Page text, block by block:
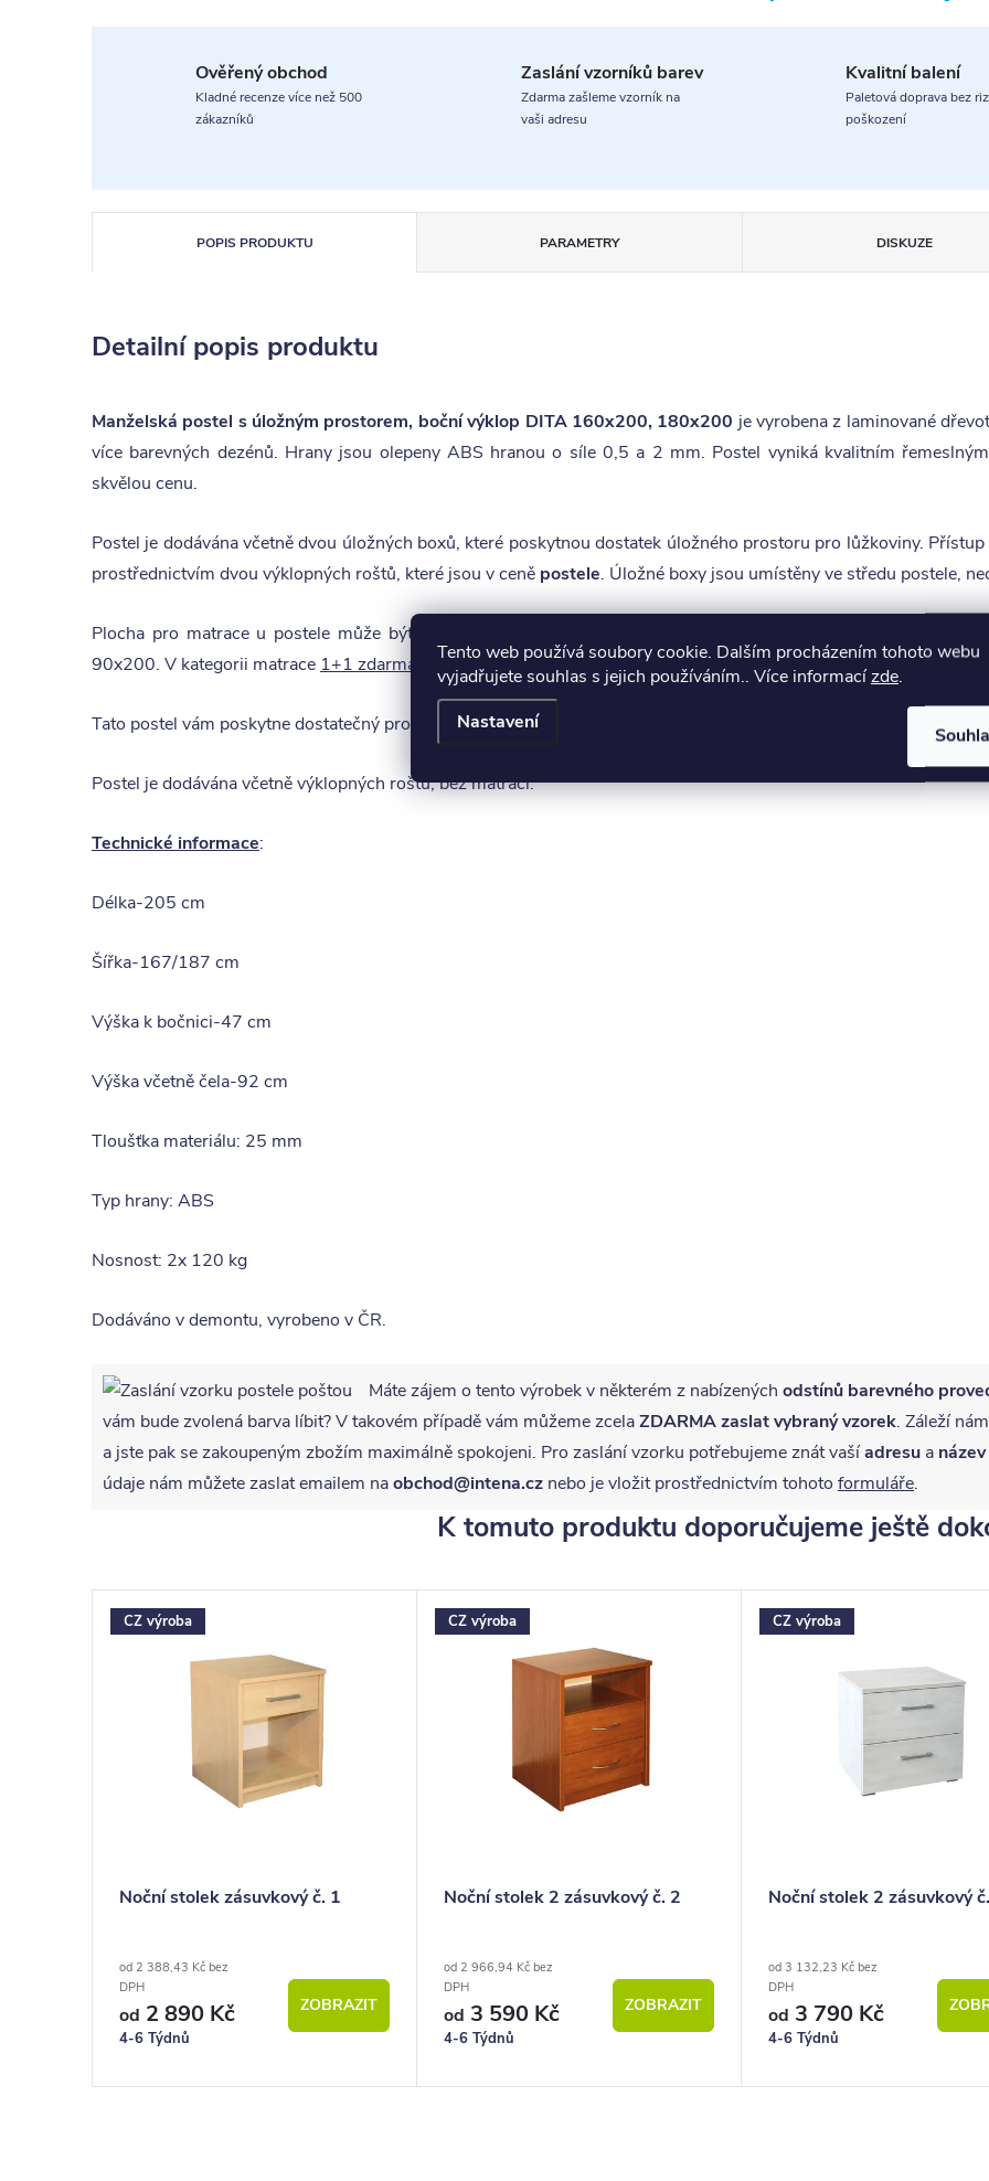
Tento web používá soubory cookie. Dalším procházením tohoto webu
vyjadřujete souhlas s jejich používáním.. Více informacízde.
Nastavení
Ověřený obchod
Kladné recenze více než 500
zákazníků
Zaslání vzorníků barev
Zdarma zašleme vzorník na
vaši adresu
Kvalitní balení
Paletová doprava bez
poškození
POPIS PRODUKTU DISKUZE
PARAMETRY
Detailní popis produktu
Manželská postel s úložným prostorem, boční výklop DITA 160x200, 180x200 je vyrobena z laminované
více barevných dezénů. Hrany jsou olepeny ABS hranou o síle 0,5 a 2 mm. Postel vyniká kvalitním
skvělou cenu.
Postel je dodávána včetně dvou úložných boxů, které poskytnou dostatek úložného prostoru pro lůžkoviny.
prostřednictvím dvou výklopných roštů, které jsou v ceně postele. Úložné boxy jsou umístěny ve středu postele,
Plocha pro matrace u postele může být buď 160x200 nebo 180x200, tzn. že si můžete vybrat buď dvě
90x200. V kategorii matrace 1+1 zdarma naleznete dvě matrace za cenu jedné.
Tato postel vám poskytne dostatečný prostor pro spánek a odpočinek a bude vám sloužit dlouhou dobu.
Postel je dodávána včetně výklopných roštů, bez matrací.
Technické informace:
Délka-205 cm
Šířka-167/187 cm
Výška k bočnici-47 cm
Výška včetně čela-92 cm
Tloušťka materiálu: 25 mm
Typ hrany: ABS
Nosnost: 2x 120 kg
Dodáváno v demontu, vyrobeno v ČR.
Máte zájem o tento výrobek v některém z nabízených odstínů barevného
vám bude zvolená barva líbit? V takovém případě vám můžeme zcelaZDARMAzaslat vybraný vzorek. Záleží
a jste pak se zakoupeným zbožím maximálně spokojeni. Pro zaslání vzorku potřebujeme znát vašíadresu a
údaje nám můžete zaslat emailem naobchod@intena.cz nebo je vložit prostřednictvím tohoto formuláře.
K tomuto produktu doporučujeme ještě
CZ výroba
Noční stolek zásuvkový č. 1
od 2 388,43 Kč bez
DPH
od 2 890 Kč
4-6 Týdnů
ZOBRAZIT
CZ výroba
Noční stolek 2 zásuvkový č. 2
od 2 966,94 Kč bez
DPH
od 3 590 Kč
4-6 Týdnů
ZOBRAZIT
CZ výroba
Noční stolek 2 zásuvkový
od 3 132,23 Kč bez
DPH
od 3 790 Kč
4-6 Týdnů